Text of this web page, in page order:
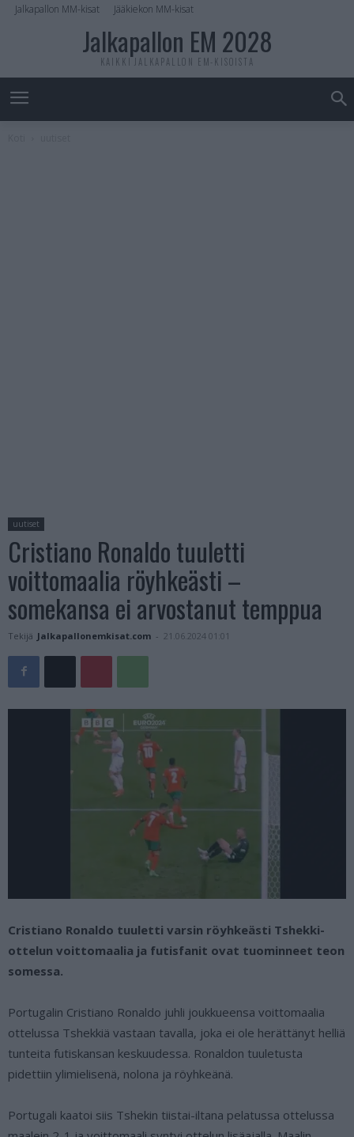
Jalkapallon MM-kisat Jääkiekon MM-kisat
Jalkapallon EM 2028
KAIKKI JALKAPALLON EM-KISOISTA
uutiset
Cristiano Ronaldo tuuletti
voittomaalia röyhkeästi –
somekansa ei arvostanut temppua
Tekijä Jalkapallonemkisat.com - 21.06.2024 01:01
Cristiano Ronaldo tuuletti varsin röyhkeästi Tshekki-
ottelun voittomaalia ja futisfanit ovat tuominneet teon
somessa.
Portugalin Cristiano Ronaldo juhli joukkueensa voittomaalia
ottelussa Tshekkiä vastaan tavalla, joka ei ole herättänyt helliä
tunteita futiskansan keskuudessa. Ronaldon tuuletusta
pidettiin ylimielisenä, nolona ja röyhkeänä.
Portugali kaatoi siis Tshekin tiistai-iltana pelatussa ottelussa